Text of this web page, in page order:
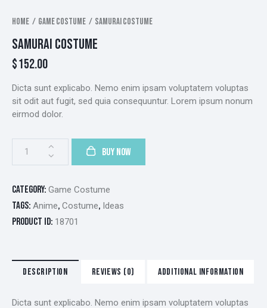
Home Game Costume Samurai costume
SAMURAI COSTUME
$152.00
Dicta sunt explicabo. Nemo enim ipsam voluptatem voluptas
sit odit aut fugit, sed quia consequuntur. Lorem ipsum nonum
eirmod dolor.
costume
BUY NOW
Category: Game Costume
Tags: Anime, Costume, Ideas
Product ID: 18701
DESCRIPTION REVIEWS (0) ADDITIONAL INFORMATION
Dicta sunt explicabo. Nemo enim ipsam voluptatem voluptas